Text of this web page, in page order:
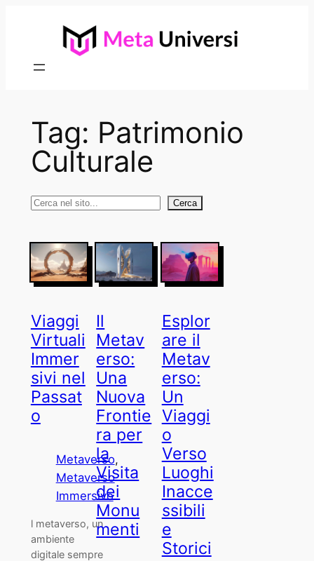
Tag: Patrimonio
Culturale
Cerca Cerca
Viaggi
Virtuali
Immer
sivi nel
Passat
o
Metaverso
Metaverso
Immersivo
l metaverso, un
ambiente
digitale sempre
Il
Metav
erso:
Una
Nuova
Frontie
ra per
la
Visita
dei
Monu
menti
Esplor
are il
Metav
erso:
Un
Viaggi
o
Verso
Luoghi
Inacce
ssibili
e
Storici